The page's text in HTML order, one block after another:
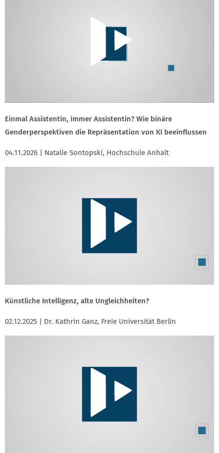
Einmal Assistentin, immer Assistentin? Wie binäre
Genderperspektiven die Repräsentation von KI beeinflussen
04.11.2026 | Natalie Sontopski, Hochschule Anhalt
Künstliche Intelligenz, alte Ungleichheiten?
02.12.2025 | Dr. Kathrin Ganz, Freie Universität Berlin